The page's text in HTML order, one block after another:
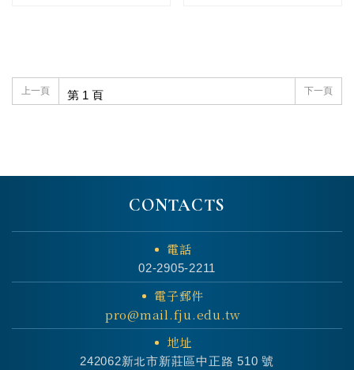
上一頁 下一頁
CONTACTS
電話
02-2905-2211
電子郵件
pro@mail.fju.edu.tw
地址
242062新北市新莊區中正路 510 號